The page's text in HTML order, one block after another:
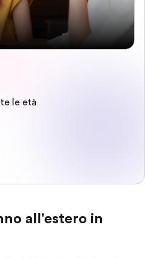
le età
all'estero in